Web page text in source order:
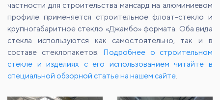
частности для строительства мансард на алюминиевом
профиле применяется строительное флоат-стекло и
крупногабаритное стекло «Джамбо» формата. Оба вида
стекла используются как самостоятельно, так и в
составе стеклопакетов. Подробнее о строительном
стекле и изделиях с его использованием читайте в
специальной обзорной статье на нашем сайте.